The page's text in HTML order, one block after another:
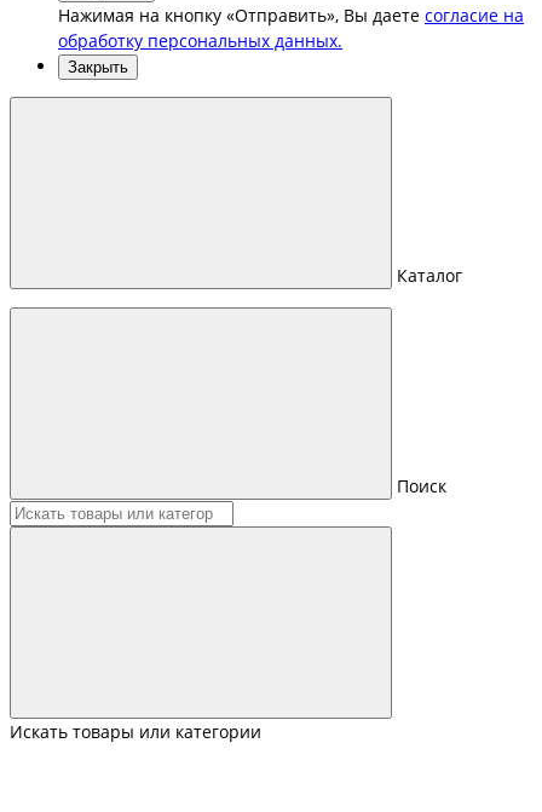
Нажимая на кнопку «Отправить», Вы даете согласие на
обработку персональных данных.
Закрыть
Каталог
Поиск
Искать товары или категории